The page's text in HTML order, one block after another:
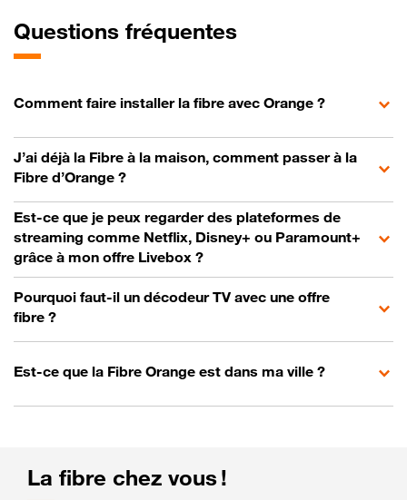
Questions fréquentes
Comment faire installer la fibre avec Orange ?
J’ai déjà la Fibre à la maison, comment passer à la
Fibre d’Orange ?
Est-ce que je peux regarder des plateformes de
streaming comme Netflix, Disney+ ou Paramount+
grâce à mon offre Livebox ?
Pourquoi faut-il un décodeur TV avec une offre
fibre ?
Est-ce que la Fibre Orange est dans ma ville ?
La fibre chez vous !